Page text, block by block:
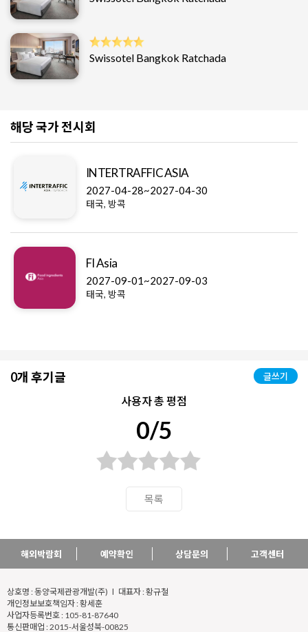
Swissotel Bangkok Ratchada
해당 국가 전시회
INTERTRAFFIC ASIA
2027-04-28~2027-04-30
태국, 방콕
FI Asia
2027-09-01~2027-09-03
태국, 방콕
0개 후기글 글쓰기
사용자 총 평점
0/5
목록
해외박람회 예약확인 상담문의 고객센터
상호명 : 동양국제관광개발(주) l 대표자 : 황규철
개인정보보호책임자 : 황세훈
사업자등록번호 : 105-81-87640
통신판매업 : 2015-서울성북-00825